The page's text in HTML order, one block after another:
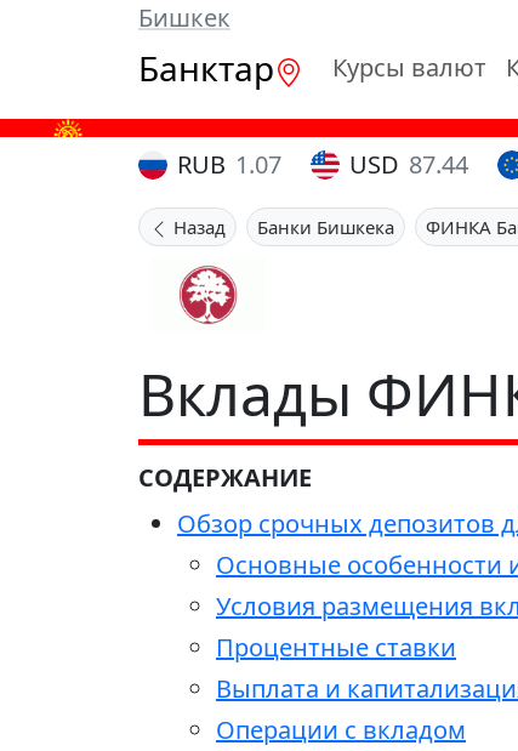
Бишкек
Банктар Курсы валют
RUB 1.07 USD 87.44
Назад Банки Бишкека ФИНКА
Вклады
СОДЕРЖАНИЕ
Обзор срочных депозитов
Основные особенности
Условия размещения
Процентные ставки
Выплата и
Операции с вкладом